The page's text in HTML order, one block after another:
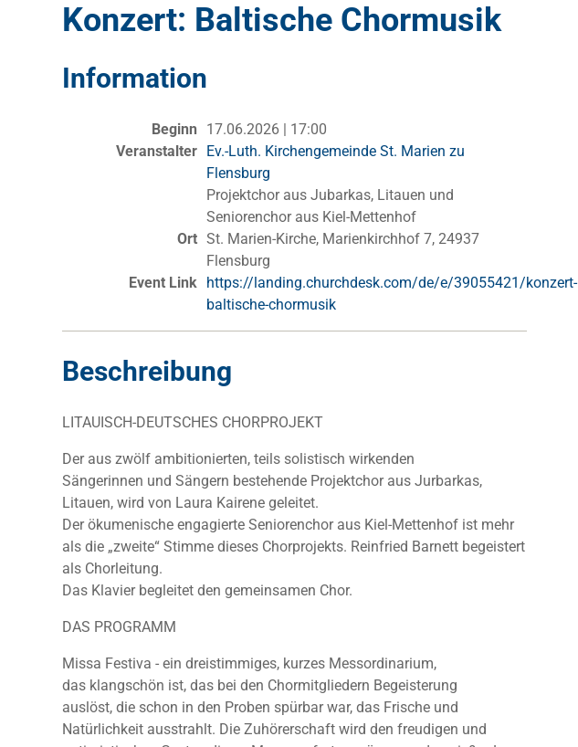
Konzert: Baltische Chormusik
Information
Beginn
17.06.2026 | 17:00
Veranstalter Ev.-Luth. Kirchengemeinde St. Marien zu
Flensburg
Projektchor aus Jubarkas, Litauen und
Seniorenchor aus Kiel-Mettenhof
Ort St. Marien-Kirche, Marienkirchhof 7, 24937
Flensburg
Event Link
https://landing.churchdesk.com/de/e/39055421/konzert-
baltische-chormusik
Beschreibung
LITAUISCH-DEUTSCHES CHORPROJEKT
Der aus zwölf ambitionierten, teils solistisch wirkenden
Sängerinnen und Sängern bestehende Projektchor aus Jurbarkas,
Litauen, wird von Laura Kairene geleitet.
Der ökumenische engagierte Seniorenchor aus Kiel-Mettenhof ist mehr
als die „zweite“ Stimme dieses Chorprojekts. Reinfried Barnett begeistert
als Chorleitung.
Das Klavier begleitet den gemeinsamen Chor.
DAS PROGRAMM
Missa Festiva - ein dreistimmiges, kurzes Messordinarium,
das klangschön ist, das bei den Chormitgliedern Begeisterung
auslöst, die schon in den Proben spürbar war, das Frische und
Natürlichkeit ausstrahlt. Die Zuhörerschaft wird den freudigen und